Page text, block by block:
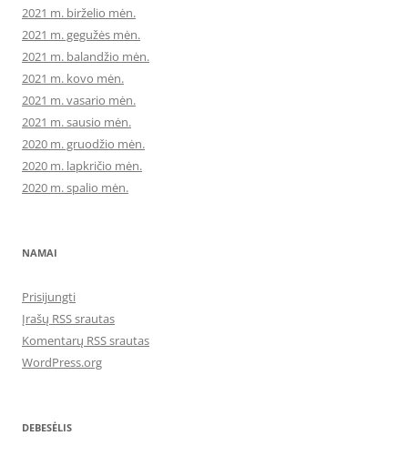
2021 m. birželio mėn.
2021 m. gegužės mėn.
2021 m. balandžio mėn.
2021 m. kovo mėn.
2021 m. vasario mėn.
2021 m. sausio mėn.
2020 m. gruodžio mėn.
2020 m. lapkričio mėn.
2020 m. spalio mėn.
NAMAI
Prisijungti
Įrašų RSS srautas
Komentarų RSS srautas
WordPress.org
DEBESĖLIS